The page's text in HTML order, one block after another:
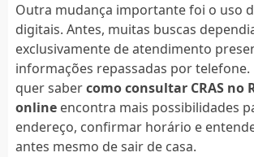
Outra mudança importante foi o uso
digitais. Antes, muitas buscas
exclusivamente de atendimento
informações repassadas por telefone.
quer sabercomo consultar CRAS no
onlineencontra mais possibilidades
endereço, confirmar horário e
antes mesmo de sair de casa.